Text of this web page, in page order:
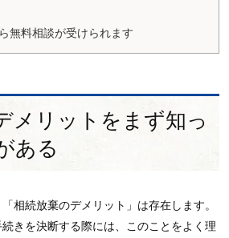
無料相談が受けられます
メリットをまず知っ
ある
相続放棄のデメリット」は存在します。
きを決断する際には、このことをよく理